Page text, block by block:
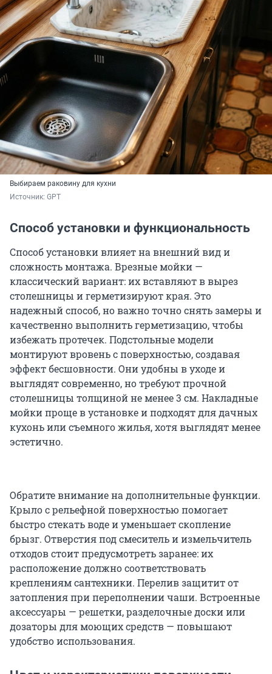
Выбираем раковину для кухни
Источник: GPT
Способ установки и функциональность
Способ установки влияет на внешний вид и
сложность монтажа. Врезные мойки —
классический вариант: их вставляют в вырез
столешницы и герметизируют края. Это
надежный способ, но важно точно снять замеры и
качественно выполнить герметизацию, чтобы
избежать протечек. Подстольные модели
монтируют вровень с поверхностью, создавая
эффект бесшовности. Они удобны в уходе и
выглядят современно, но требуют прочной
столешницы толщиной не менее3 см. Накладные
мойки проще в установке и подходят для дачных
кухонь или съемного жилья, хотя выглядят менее
эстетично.
Обратите внимание на дополнительные функции.
Крыло с рельефной поверхностью помогает
быстро стекать воде и уменьшает скопление
брызг. Отверстия под смеситель и измельчитель
отходов стоит предусмотреть заранее: их
расположение должно соответствовать
креплениям сантехники. Перелив защитит от
затопления при переполнении чаши. Встроенные
аксессуары — решетки, разделочные доски или
дозаторы для моющих средств — повышают
удобство использования.